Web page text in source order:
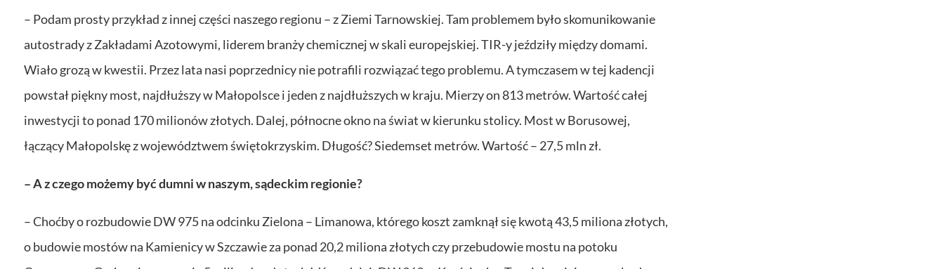
– Podam prosty przykład z innej części naszego regionu – z Ziemi Tarnowskiej. Tam problemem było skomunikowanie
autostrady z Zakładami Azotowymi, liderem branży chemicznej w skali europejskiej. TIR-y jeździły między domami.
Wiało grozą w kwestii. Przez lata nasi poprzednicy nie potrafili rozwiązać tego problemu. A tymczasem w tej kadencji
powstał piękny most, najdłuższy w Małopolsce i jeden z najdłuższych w kraju. Mierzy on 813 metrów. Wartość całej
inwestycji to ponad 170 milionów złotych. Dalej, północne okno na świat w kierunku stolicy. Most w Borusowej,
łączący Małopolskę z województwem świętokrzyskim. Długość? Siedemset metrów. Wartość – 27,5 mln zł.
– A z czego możemy być dumni w naszym, sądeckim regionie?
– Choćby o rozbudowie DW 975 na odcinku Zielona – Limanowa, którego koszt zamknął się kwotą 43,5 miliona złotych,
o budowie mostów na Kamienicy w Szczawie za ponad 20,2 miliona złotych czy przebudowie mostu na potoku